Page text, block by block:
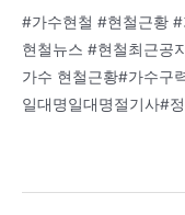
#가수현철 #현철근황
현철뉴스 #현철최근공
가수 현철근황#가수구
일대명일대명절기사#